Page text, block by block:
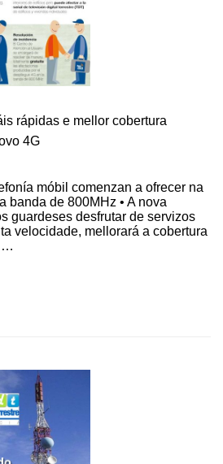
rápidas e mellor cobertura
4G
móbil comenzan a ofrecer na
banda de 800MHz • A nova
guardeses desfrutar de servizos
velocidade, mellorará a cobertura
…